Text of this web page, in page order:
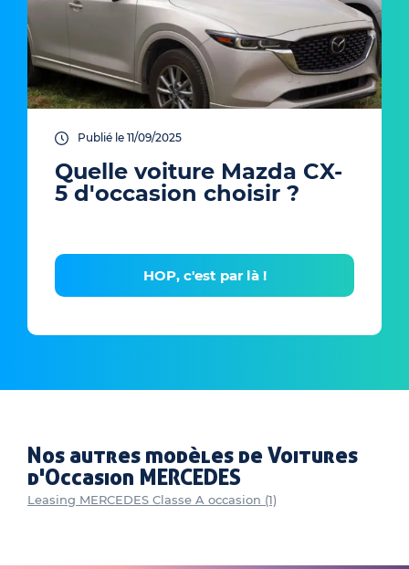
Publié le 11/09/2025
Quelle voiture Mazda CX-
5 d'occasion choisir ?
HOP, c'est par là !
Nos autres modèles de Voitures
d'Occasion MERCEDES
Leasing MERCEDES Classe A occasion (1)